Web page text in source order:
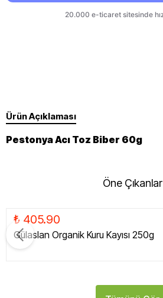
Ürün Açıklaması
Pestonya Acı Toz Biber 60g
Öne Çıkanlar
₺ 405.90
Gülaslan Organik Kuru Kayısı 250g